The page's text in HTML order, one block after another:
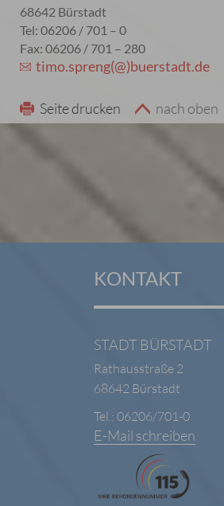
68642 Bürstadt
Tel: 06206 / 701 – 0
Fax: 06206 / 701 – 280
timo.spreng(@)buerstadt.de
Seite drucken nach oben
KONTAKT
STADT BÜRSTADT
Rathausstraße 2
68642 Bürstadt
Tel.: 06206/701-0
E-Mail schreiben